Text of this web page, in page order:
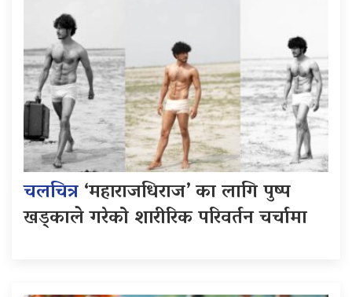
चलचित्र‘महाराजधिराज’ का लागि पुष्प
खड्काले गरेको शारीरिक परिवर्तन चर्चामा